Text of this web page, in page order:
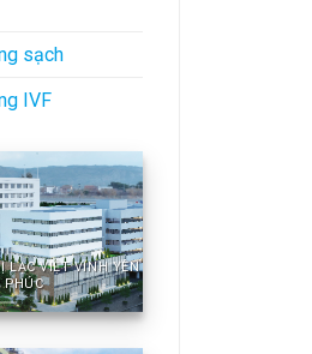
sạch
IVF
LẠC VIỆT VĨNH YÊN
PHÚC